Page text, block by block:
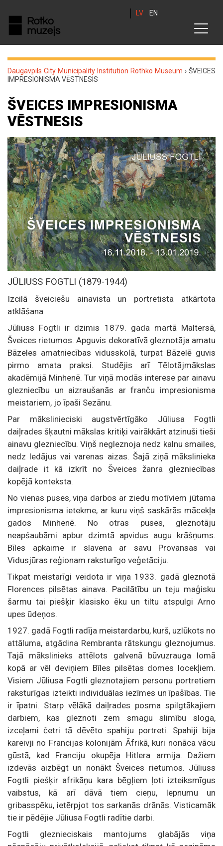
LV EN
Daugavpils City Municipality Institution Rothko Museum › ŠVEICES
IMPRESIONISMA VĒSTNESIS
ŠVEICES IMPRESIONISMA
VĒSTNESIS
JŪLIUSS FOGTLI (1879-1944)
Izcilā šveiciešu ainavista un portretista atkārtota
atklāšana
Jūliuss Fogtli ir dzimis 1879. gada martā Maltersā,
Šveices rietumos. Apguvis dekoratīvā gleznotāja amatu
Bāzeles amatniecības vidusskolā, turpat Bāzelē guvis
pirmo amata praksi. Studējis arī Tēlotājmākslas
akadēmijā Minhenē. Tur viņā modās interese par ainavu
glezniecību un aizraušanās ar franču impresionisma
meistariem, jo īpaši Sezānu.
Par mākslinieciski augstvērtīgāko Jūliusa Fogtli
daiļrades šķautni mākslas kritiķi vairākkārt atzinuši tieši
ainavu glezniecību. Viņš negleznoja nedz kalnu smailes,
nedz ledājus vai varenas aizas. Šajā ziņā mākslinieka
daiļrade it kā izkrīt no Šveices žanra glezniecības
kopējā konteksta.
No vienas puses, viņa darbos ar ziedu motīviem jūtama
impresionisma ietekme, ar kuru viņš saskārās mācekļa
gados Minhenē. No otras puses, gleznotāju
neapšaubāmi apbur dzimtā apvidus augu krāšņums.
Bīles apkaime ir slavena ar savu Provansas vai
Vidusjūras reģionam raksturīgo veģetāciju.
Tikpat meistarīgi veidota ir viņa 1933. gadā gleznotā
Florences pilsētas ainava. Pacilātību un teju maģisku
šarmu tai piešķir klasisko ēku un tiltu atspulgi Arno
upes ūdeņos.
1927. gadā Fogtli radīja meistardarbu, kurš, uzlūkots no
attāluma, atgādina Rembranta rātskungu gleznojumus.
Tajā mākslinieks attēlots galvenā būvuzrauga lomā
kopā ar vēl deviņiem Bīles pilsētas domes locekļiem.
Visiem Jūliusa Fogtli gleznotajiem personu portretiem
raksturīgas izteikti individuālas iezīmes un īpašības. Tie
ir īpatni. Starp vēlākā daiļrades posma spilgtākajiem
darbiem, kas gleznoti zem smagu slimību sloga,
izceļami četri tā dēvēto spahiju portreti. Spahiji bija
kareivji no Francijas kolonijām Āfrikā, kuri nonāca vācu
gūstā, kad Franciju okupēja Hitlera armija. Dažiem
izdevās aizbēgt un nonākt Šveices rietumos. Jūliuss
Fogtli piešķir afrikāņu kara bēgļiem ļoti izteiksmīgus
vaibstus, kā arī dāvā tiem cieņu, lepnumu un
gribasspēku, ietērpjot tos sarkanās drānās. Visticamāk
tie ir pēdējie Jūliusa Fogtli radītie darbi.
Fogtli gleznieciskais mantojums glabājās viņa